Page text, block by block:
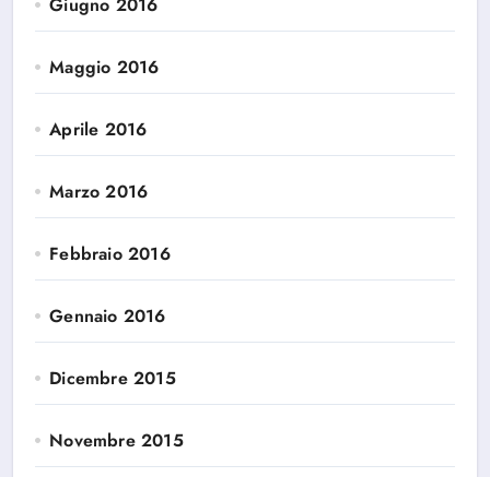
Maggio 2016
Aprile 2016
Marzo 2016
Febbraio 2016
Gennaio 2016
Dicembre 2015
Novembre 2015